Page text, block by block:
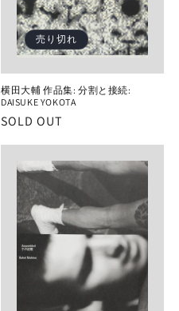
売り切れ
横田大輔 作品集: 分割と接続:
DAISUKE YOKOTA
SOLD OUT